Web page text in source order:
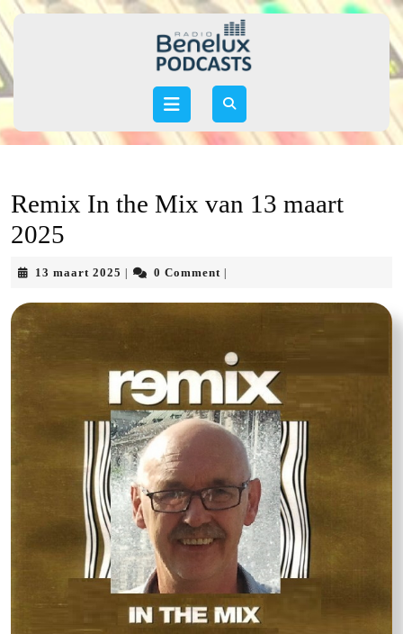
Skip
to
Open
Remix In the Mix van 13 maart
2025
13 maart 2025 13
2025
0 Comment